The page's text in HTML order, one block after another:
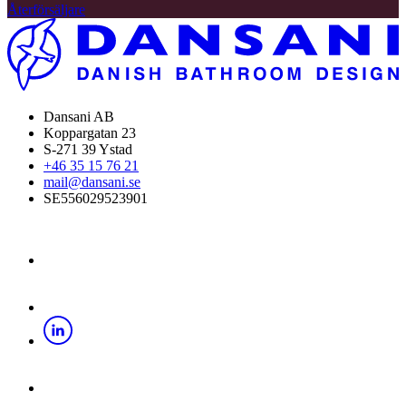
Återförsäljare
Dansani AB
Koppargatan 23
S-271 39 Ystad
+46 35 15 76 21
mail@dansani.se
SE556029523901